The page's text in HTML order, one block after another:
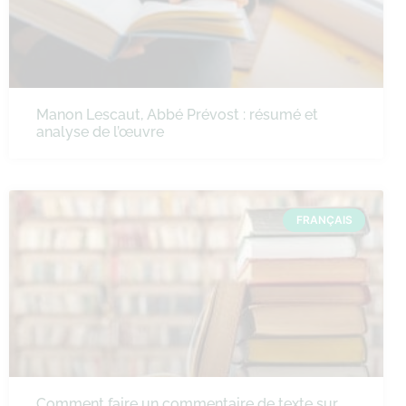
Manon Lescaut, Abbé Prévost : résumé et
analyse de l’œuvre
FRANÇAIS